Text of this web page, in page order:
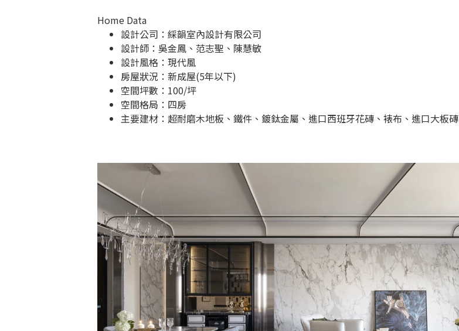
Home Data
設計公司： 綵韻室內設計有限公司
設計師：吳金鳳、范志聖、陳慧敏
設計風格：現代風
房屋狀況：新成屋(5年以下)
空間坪數：100/坪
空間格局：四房
主要建材：超耐磨木地板、鐵件、鍍鈦金屬、進口西班牙花磚、裱布、進口大板磚